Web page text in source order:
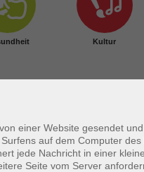
Kultur
einer Website gesendet
auf dem Computer des
jede Nachricht in einer
Seite vom Server